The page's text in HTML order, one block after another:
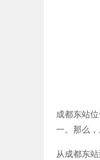
成都东站
一。那么
从成都东